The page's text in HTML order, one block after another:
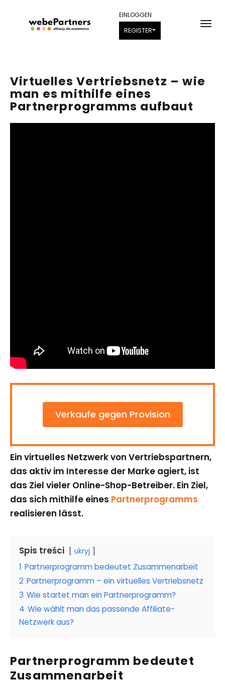
EINLOGGEN
REGISTER
Virtuelles Vertriebsnetz – wie
man es mithilfe eines
Partnerprogramms aufbaut
Verkaufe gegen Provision
Ein virtuelles Netzwerk von Vertriebspartnern,
das aktiv im Interesse der Marke agiert, ist
das Ziel vieler Online-Shop-Betreiber. Ein Ziel,
das sich mithilfe eines Partnerprogramms
realisieren lässt.
Spis treści ukryj
1 Partnerprogramm bedeutet Zusammenarbeit
2 Partnerprogramm – ein virtuelles Vertriebsnetz
3 Wie startet man ein Partnerprogramm?
4 Wie wählt man das passende Affiliate-
Netzwerk aus?
Partnerprogramm bedeutet
Zusammenarbeit